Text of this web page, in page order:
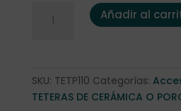
Tea for One "Cherry
Añadir al
SKU: TETP110 Categorías:
TETERAS DE CERÁMICA O